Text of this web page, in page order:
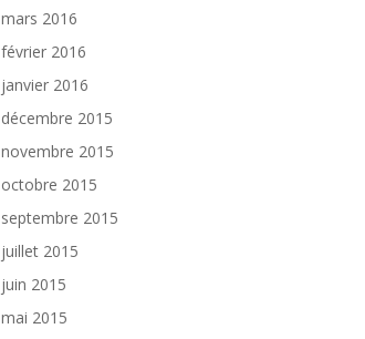
mars 2016
février 2016
janvier 2016
décembre 2015
novembre 2015
octobre 2015
septembre 2015
juillet 2015
juin 2015
mai 2015